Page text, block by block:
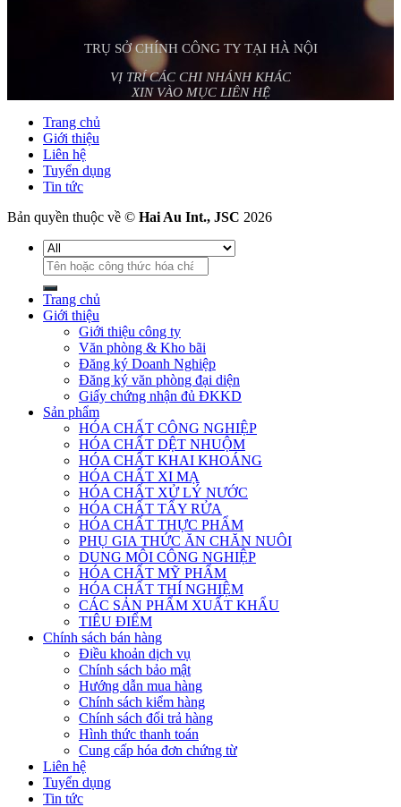
TRỤ SỞ CHÍNH CÔNG TY TẠI HÀ NỘI
VỊ TRÍ CÁC CHI NHÁNH KHÁC
XIN VÀO MỤC LIÊN HỆ
Trang chủ
Giới thiệu
Liên hệ
Tuyển dụng
Tin tức
Bản quyền thuộc về © Hai Au Int., JSC 2026
Tìm
kiếm:
Trang chủ
Giới thiệu
Giới thiệu công ty
Văn phòng & Kho bãi
Đăng ký Doanh Nghiệp
Đăng ký văn phòng đại diện
Giấy chứng nhận đủ ĐKKD
Sản phẩm
HÓA CHẤT CÔNG NGHIỆP
HÓA CHẤT DỆT NHUỘM
HÓA CHẤT KHAI KHOÁNG
HÓA CHẤT XI MẠ
HÓA CHẤT XỬ LÝ NƯỚC
HÓA CHẤT TẨY RỬA
HÓA CHẤT THỰC PHẨM
PHỤ GIA THỨC ĂN CHĂN NUÔI
DUNG MÔI CÔNG NGHIỆP
HÓA CHẤT MỸ PHẨM
HÓA CHẤT THÍ NGHIỆM
CÁC SẢN PHẨM XUẤT KHẨU
TIÊU ĐIỂM
Chính sách bán hàng
Điều khoản dịch vụ
Chính sách bảo mật
Hướng dẫn mua hàng
Chính sách kiểm hàng
Chính sách đổi trả hàng
Hình thức thanh toán
Cung cấp hóa đơn chứng từ
Liên hệ
Tuyển dụng
Tin tức